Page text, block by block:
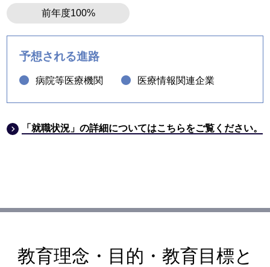
前年度100%
予想される進路
病院等医療機関 医療情報関連企業
「就職状況」の詳細についてはこちらをご覧ください。
教育理念・目的・教育目標と